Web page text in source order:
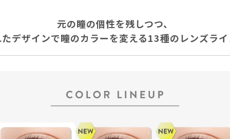
元の瞳の個性を残しつつ、
デザインで瞳のカラーを変える13種のレンズラ